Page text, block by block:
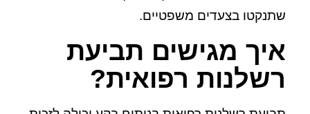
שתנקטו בצעדים משפטיים.
איך מגישים תביעת
רשלנות רפואית?